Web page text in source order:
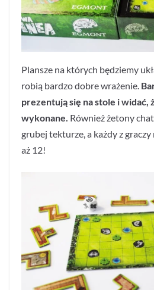
Plansze na których będziemy
robią bardzo dobre wrażenie.
prezentują się na stole i widać,
wykonane. Również żetony
grubej tekturze, a każdy z
aż 12!